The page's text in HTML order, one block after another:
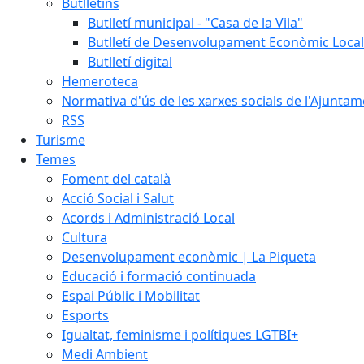
Butlletí municipal - "Casa de la Vila"
Butlletí de Desenvolupament Econòmic Local
Butlletí digital
Hemeroteca
Normativa d'ús de les xarxes socials de
RSS
Turisme
Temes
Foment del català
Acció Social i Salut
Acords i Administració Local
Cultura
Desenvolupament econòmic | La Piqueta
Educació i formació continuada
Espai Públic i Mobilitat
Esports
Igualtat, feminisme i polítiques LGTBI+
Medi Ambient